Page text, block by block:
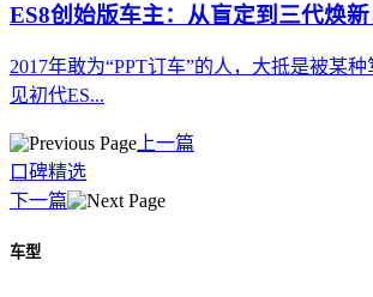
ES8创始版车主：从盲定到三代焕
2017年敢为“PPT订车”的人，大抵是被某
见初代ES...
上一篇
口碑精选
下一篇
车型